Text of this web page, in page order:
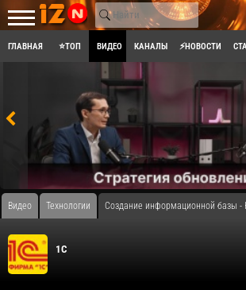
ГЛАВНАЯ ⭐ТОП ВИДЕО КАНАЛЫ ⚡НОВОСТИ
Видео Технологии Создание информационной базы
1С